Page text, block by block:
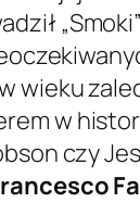
wieku
w
czy